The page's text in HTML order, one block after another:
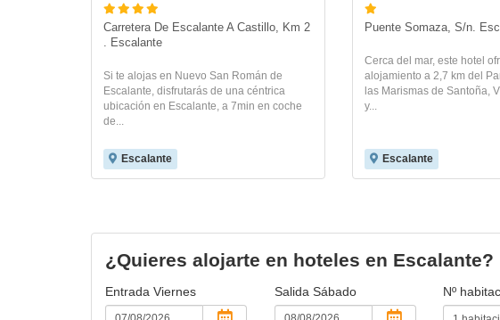
Carretera De Escalante A Castillo, Km 2
. Escalante
Si te alojas en Nuevo San Román de
Escalante, disfrutarás de una céntrica
ubicación en Escalante, a 7min en coche
de...
Escalante
Puente Somaza, S/n.
Cerca del mar, este hotel
alojamiento a 2,7 km del
las Marismas de Santoña,
y...
Escalante
¿Quieres alojarte en hoteles en Escalante?
Entrada Viernes Salida Sábado Nº